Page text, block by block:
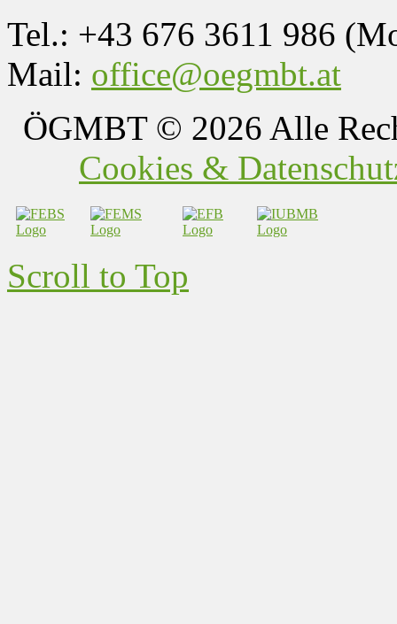
Tel.: +43 676 3611 986
Mail: office@oegmbt.at
ÖGMBT© 2026 Alle
Cookies &
Scroll to Top